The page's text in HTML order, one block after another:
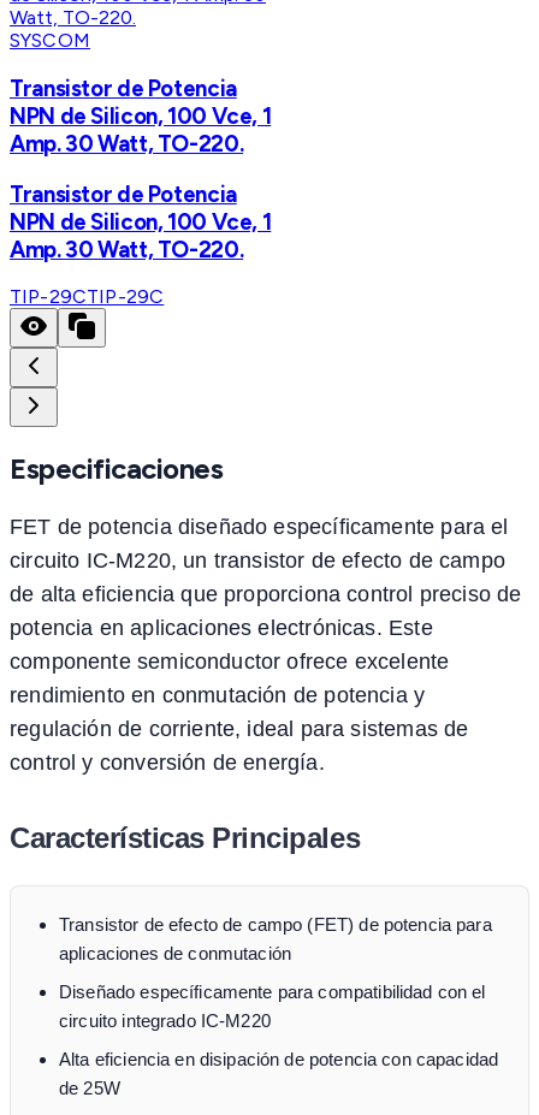
SYSCOM
Transistor de Potencia
NPN de Silicon, 100 Vce, 1
Amp. 30 Watt, TO-220.
Transistor de Potencia
NPN de Silicon, 100 Vce, 1
Amp. 30 Watt, TO-220.
TIP-29CTIP-29C
Especificaciones
FET de potencia diseñado específicamente para el
circuito IC-M220, un transistor de efecto de campo
de alta eficiencia que proporciona control preciso de
potencia en aplicaciones electrónicas. Este
componente semiconductor ofrece excelente
rendimiento en conmutación de potencia y
regulación de corriente, ideal para sistemas de
control y conversión de energía.
Características Principales
Transistor de efecto de campo (FET) de potencia para
aplicaciones de conmutación
Diseñado específicamente para compatibilidad con el
circuito integrado IC-M220
Alta eficiencia en disipación de potencia con capacidad
de 25W